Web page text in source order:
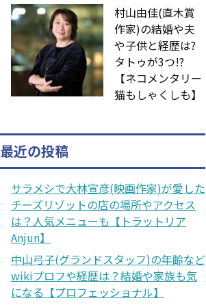
村山由佳(直木賞
作家)の結婚や夫
や子供と経歴は?
タトゥが3つ!?
【ネコメンタリー
猫もしゃくしも】
最近の投稿
サラメシで大林宣彦(映画作家)が愛した
チーズリゾットの店の場所やアクセス
は？人気メニューも【トラットリア
Anjun】
中山弓子(グランドスタッフ)の年齢など
wikiプロフや経歴は？結婚や家族も気
になる【プロフェッショナル】